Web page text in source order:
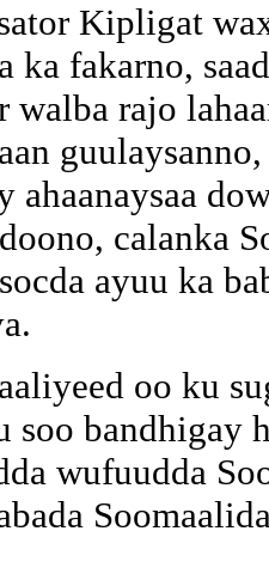
Kipligat
ka fakarno,
walba rajo
ahaanaysaa
calanka
ayuu ka
oo ku
soo bandhigay
wufuudda